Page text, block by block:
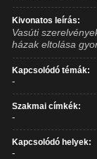
Kivonatos leírás:
Vasúti
házak eltolása
Kapcsolódó témák:
-
Szakmai címkék:
-
Kapcsolódó helyek:
-